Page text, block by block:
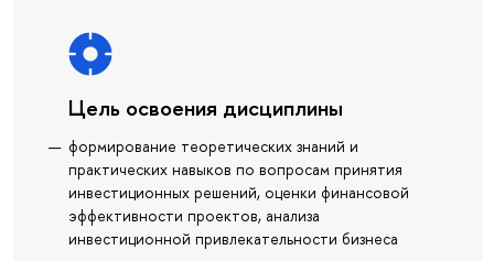
Цель освоения дисциплины
формирование теоретических знаний и
практических навыков по вопросам принятия
инвестиционных решений, оценки финансовой
эффективности проектов, анализа
инвестиционной привлекательности бизнеса